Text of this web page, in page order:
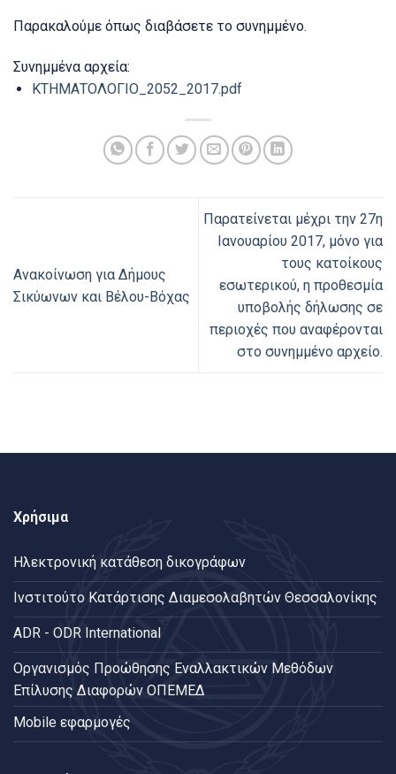
Παρακαλούμε όπως διαβάσετε το συνημμένο.
Συνημμένα αρχεία:
ΚΤΗΜΑΤΟΛΟΓΙΟ_2052_2017.pdf
Ανακοίνωση για Δήμους
Σικύωνων και Βέλου-Βόχας
Παρατείνεται μέχρι την 27η
Ιανουαρίου 2017, μόνο για
τους κατοίκους
εσωτερικού, η προθεσμία
υποβολής δήλωσης σε
περιοχές που αναφέρονται
στο συνημμένο αρχείο.
Χρήσιμα
Ηλεκτρονική κατάθεση δικογράφων
Ινστιτούτο Κατάρτισης Διαμεσολαβητών Θεσσαλονίκης
ADR - ODR International
Oργανισμός Προώθησης Εναλλακτικών Μεθόδων
Επίλυσης Διαφορών ΟΠΕΜΕΔ
Mobile εφαρμογές